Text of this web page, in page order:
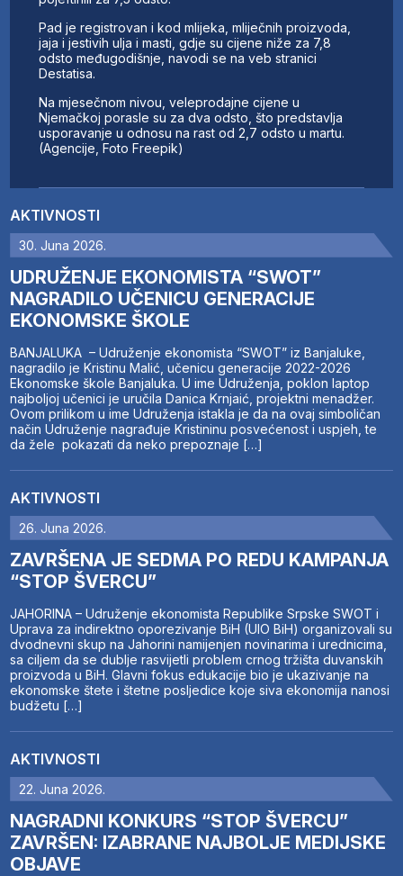
AKTIVNOSTI
30. Juna 2026.
UDRUŽENJE EKONOMISTA “SWOT”
NAGRADILO UČENICU GENERACIJE
EKONOMSKE ŠKOLE
BANJALUKA – Udruženje ekonomista “SWOT” iz Banjaluke,
nagradilo je Kristinu Malić, učenicu generacije 2022-2026
Ekonomske škole Banjaluka. U ime Udruženja, poklon laptop
najboljoj učenici je uručila Danica Krnjaić, projektni menadžer.
Ovom prilikom u ime Udruženja istakla je da na ovaj simboličan
način Udruženje nagrađuje Kristininu posvećenost i uspjeh, te
da žele pokazati da neko prepoznaje […]
AKTIVNOSTI
26. Juna 2026.
ZAVRŠENA JE SEDMA PO REDU KAMPANJA
“STOP ŠVERCU”
JAHORINA – Udruženje ekonomista Republike Srpske SWOT i
Uprava za indirektno oporezivanje BiH (UIO BiH) organizovali su
dvodnevni skup na Jahorini namijenjen novinarima i urednicima,
sa ciljem da se dublje rasvijetli problem crnog tržišta duvanskih
proizvoda u BiH. Glavni fokus edukacije bio je ukazivanje na
ekonomske štete i štetne posljedice koje siva ekonomija nanosi
budžetu […]
AKTIVNOSTI
22. Juna 2026.
NAGRADNI KONKURS “STOP ŠVERCU”
ZAVRŠEN: IZABRANE NAJBOLJE MEDIJSKE
OBJAVE
Pad je registrovan i kod mlijeka, mliječnih proizvoda,
jaja i jestivih ulja i masti, gdje su cijene niže za 7,8
odsto međugodišnje, navodi se na veb stranici
Destatisa.
Na mjesečnom nivou, veleprodajne cijene u
Njemačkoj porasle su za dva odsto, što predstavlja
usporavanje u odnosu na rast od 2,7 odsto u martu.
(Agencije, Foto Freepik)